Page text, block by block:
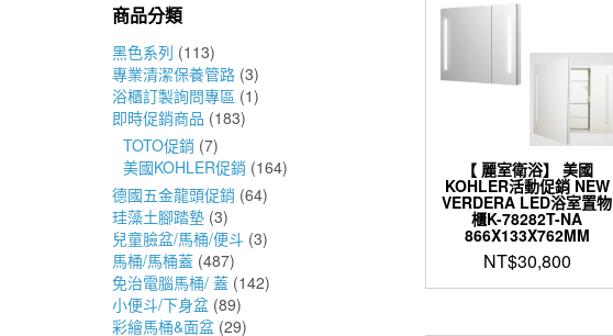
商品分類
黑色系列 (113)
專業清潔保養管路 (3)
浴櫃訂製詢問專區 (1)
即時促銷商品 (183)
TOTO促銷 (7)
美國KOHLER促銷 (164)
德國五金龍頭促銷 (64)
珪藻土腳踏墊 (3)
兒童臉盆/馬桶/便斗 (3)
馬桶/馬桶蓋 (487)
免治電腦馬桶/ 蓋 (142)
小便斗/下身盆 (89)
彩繪馬桶&面盆 (29)
【 麗室衛浴】 美國
KOHLER活動促銷 NEW
VERDERA LED浴室置物
櫃K-78282T-NA
866X133X762MM
NT$30,800